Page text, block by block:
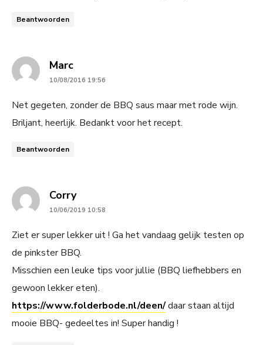
Beantwoorden
Marcsays:
10/08/2016 19:56
Net gegeten, zonder de BBQ saus maar met rode wijn.
Briljant, heerlijk. Bedankt voor het recept.
Beantwoorden
Corrysays:
10/06/2019 10:58
Ziet er super lekker uit ! Ga het vandaag gelijk testen op
de pinkster BBQ.
Misschien een leuke tips voor jullie (BBQ liefhebbers en
gewoon lekker eten).
https://www.folderbode.nl/deen/daar staan altijd
mooie BBQ- gedeeltes in! Super handig !